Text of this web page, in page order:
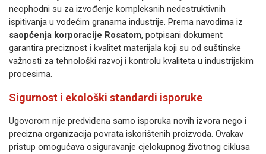
neophodni su za izvođenje kompleksnih nedestruktivnih
ispitivanja u vodećim granama industrije. Prema navodima iz
saopćenja korporacije Rosatom, potpisani dokument
garantira preciznost i kvalitet materijala koji su od suštinske
važnosti za tehnološki razvoj i kontrolu kvaliteta u industrijskim
procesima.
Sigurnost i ekološki standardi isporuke
Ugovorom nije predviđena samo isporuka novih izvora nego i
precizna organizacija povrata iskorištenih proizvoda. Ovakav
pristup omogućava osiguravanje cjelokupnog životnog ciklusa